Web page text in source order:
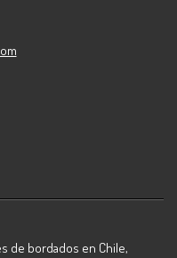
de bordados en Chile,